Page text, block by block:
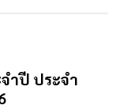
ำปี ประจำ